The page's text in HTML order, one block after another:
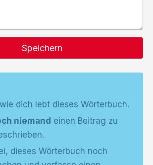
Speichern
dich lebt dieses Wörterbuch.
niemand einen Beitrag zu
dieses Wörterbuch noch